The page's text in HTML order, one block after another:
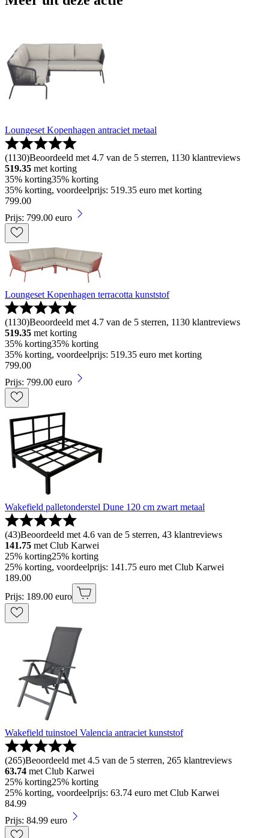
Loungeset Kopenhagen antraciet metaal
(1130)Beoordeeld met 4.7 van de 5 sterren, 1130 klantreviews
519.35 met korting
35% korting35% korting
35% korting, voordeelprijs: 519.35 euro met korting
799.00
Prijs: 799.00 euro
Loungeset Kopenhagen terracotta kunststof
(1130)Beoordeeld met 4.7 van de 5 sterren, 1130 klantreviews
519.35 met korting
35% korting35% korting
35% korting, voordeelprijs: 519.35 euro met korting
799.00
Prijs: 799.00 euro
Wakefield palletonderstel Dune 120 cm zwart metaal
(43)Beoordeeld met 4.6 van de 5 sterren, 43 klantreviews
141.75 met Club Karwei
25% korting25% korting
25% korting, voordeelprijs: 141.75 euro met Club Karwei
189.00
Prijs: 189.00 euro
Wakefield tuinstoel Valencia antraciet kunststof
(265)Beoordeeld met 4.5 van de 5 sterren, 265 klantreviews
63.74 met Club Karwei
25% korting25% korting
25% korting, voordeelprijs: 63.74 euro met Club Karwei
84.99
Prijs: 84.99 euro